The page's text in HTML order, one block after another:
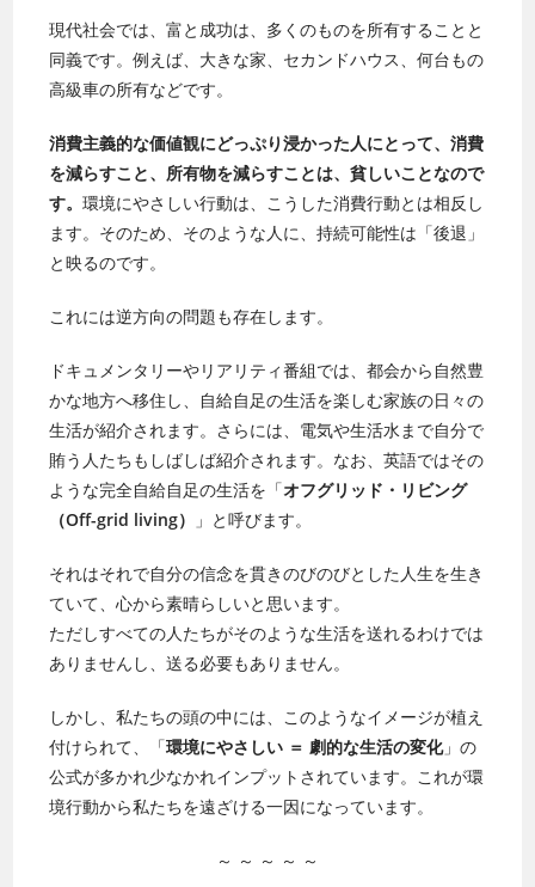
現代社会では、富と成功は、多くのものを所有することと
同義です。例えば、大きな家、セカンドハウス、何台もの
高級車の所有などです。
消費主義的な価値観にどっぷり浸かった人にとって、消費
を減らすこと、所有物を減らすことは、貧しいことなので
す。環境にやさしい行動は、こうした消費行動とは相反し
ます。そのため、そのような人に、持続可能性は「後退」
と映るのです。
これには逆方向の問題も存在します。
ドキュメンタリーやリアリティ番組では、都会から自然豊
かな地方へ移住し、自給自足の生活を楽しむ家族の日々の
生活が紹介されます。さらには、電気や生活水まで自分で
賄う人たちもしばしば紹介されます。なお、英語ではその
ような完全自給自足の生活を「オフグリッド・リビング
（Off-grid living）
」と呼びます。
それはそれで自分の信念を貫きのびのびとした人生を生き
ていて、心から素晴らしいと思います。
ただしすべての人たちがそのような生活を送れるわけでは
ありませんし、送る必要もありません。
しかし、私たちの頭の中には、このようなイメージが植え
付けられて、「環境にやさしい ＝ 劇的な生活の変化」の
公式が多かれ少なかれインプットされています。 これが環
境行動から私たちを遠ざける一因になっています。
～ ～ ～ ～ ～